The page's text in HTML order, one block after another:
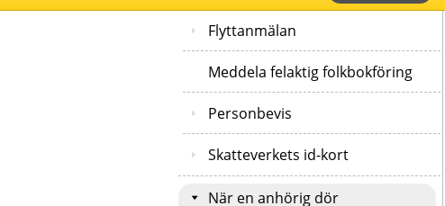
Flyttanmälan
Meddela felaktig folkbokföring
Personbevis
Skatteverkets id-kort
När en anhörig dör